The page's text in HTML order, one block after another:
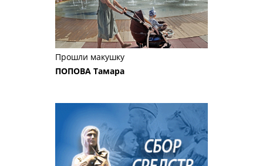
Прошли макушку
ПОПОВА Тамара